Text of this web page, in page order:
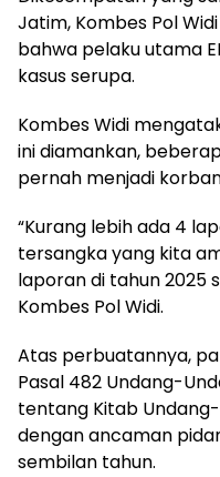
Jatim, Kombes Pol
bahwa pelaku utama
kasus serupa.
Kombes Widi
ini diamankan,
pernah menjadi
“Kurang lebih ada 4
tersangka yang kita
laporan di tahun 2025
Kombes Pol Widi.
Atas perbuatannya,
Pasal 482 Undang-
tentang Kitab
dengan ancaman
sembilan tahun.